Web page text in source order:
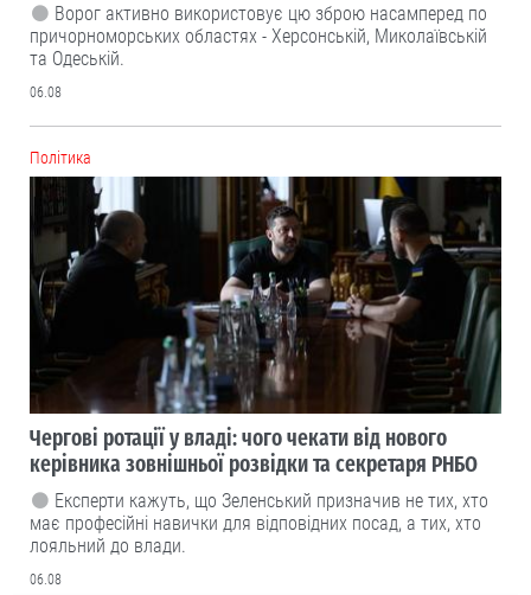
Ворог активно використовує цю зброю насамперед по
причорноморських областях - Херсонській, Миколаївській
та Одеській.
06.08
Політика
Чергові ротації у владі: чого чекати від нового
керівника зовнішньої розвідки та секретаря РНБО
Експерти кажуть, що Зеленський призначив не тих, хто
має професійні навички для відповідних посад, а тих, хто
лояльний до влади.
06.08